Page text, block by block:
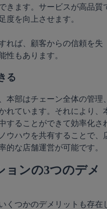
きます。サービスが高品質
度を向上させます。
れば、顧客からの信頼を失
性もあります。
る
本部はチェーン全体の管理
れています。それにより、
することができて効率化さ
ウハウを共有することで、
ョンの3つのデメ
くつかのデメリットも存在